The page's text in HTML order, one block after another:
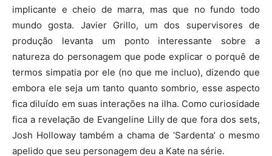
implicante e cheio de marra, mas que no fundo todo
mundo gosta. Javier Grillo, um dos supervisores de
produção levanta um ponto interessante sobre a
natureza do personagem que pode explicar o porquê de
termos simpatia por ele (no que me incluo), dizendo que
embora ele seja um tanto quanto sombrio, esse aspecto
fica diluído em suas interações na ilha. Como curiosidade
fica a revelação de Evangeline Lilly de que fora dos sets,
Josh Holloway também a chama de ‘Sardenta’ o mesmo
apelido que seu personagem deu a Kate na série.